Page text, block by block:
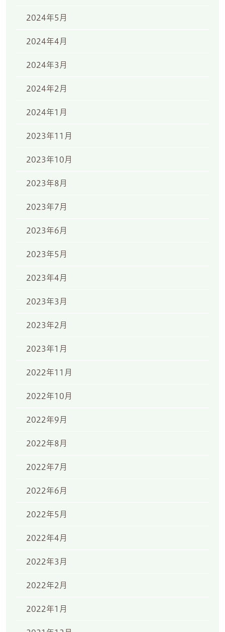
2024年5月
2024年4月
2024年3月
2024年2月
2024年1月
2023年11月
2023年10月
2023年8月
2023年7月
2023年6月
2023年5月
2023年4月
2023年3月
2023年2月
2023年1月
2022年11月
2022年10月
2022年9月
2022年8月
2022年7月
2022年6月
2022年5月
2022年4月
2022年3月
2022年2月
2022年1月